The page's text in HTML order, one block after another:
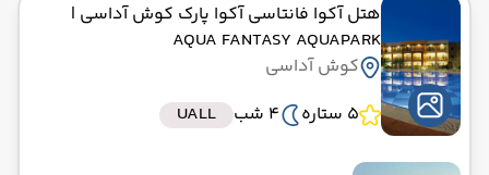
هتل آکوا فانتاسی آکوا پارک کوش آداسی |
AQUA FANTASY AQUAPARK
کوش آداسی
5 ستاره
4 شب UALL